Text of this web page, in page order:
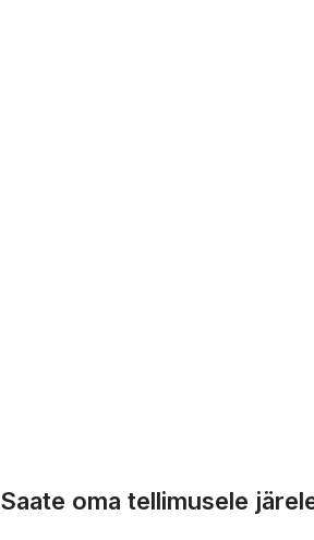
Saate oma tellimusele